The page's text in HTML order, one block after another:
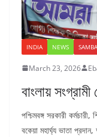
INDIA NEWS
March 23, 2026
বাংলায়
পশ্চিমবঙ্গ সরকারী কর্মচারী,
বকেয়া মহার্ঘ্য ভাতা